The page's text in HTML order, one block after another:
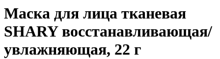
Маска для лица тканевая
SHARY восстанавливающая/
увлажняющая, 22 г